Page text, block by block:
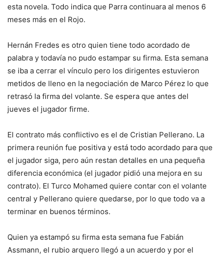
esta novela. Todo indica que Parra continuara al menos 6
meses más en el Rojo.
Hernán Fredes es otro quien tiene todo acordado de
palabra y todavía no pudo estampar su firma. Esta semana
se iba a cerrar el vínculo pero los dirigentes estuvieron
metidos de lleno en la negociación de Marco Pérez lo que
retrasó la firma del volante. Se espera que antes del
jueves el jugador firme.
El contrato más conflictivo es el de Cristian Pellerano. La
primera reunión fue positiva y está todo acordado para que
el jugador siga, pero aún restan detalles en una pequeña
diferencia económica (el jugador pidió una mejora en su
contrato). El Turco Mohamed quiere contar con el volante
central y Pellerano quiere quedarse, por lo que todo va a
terminar en buenos términos.
Quien ya estampó su firma esta semana fue Fabián
Assmann, el rubio arquero llegó a un acuerdo y por el